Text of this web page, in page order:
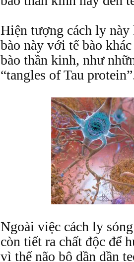
Hiện tượng cách ly
bào này với tế bào
bào thần kinh, như
“tangles of Tau
Ngoài việc cách ly
còn tiết ra chất độc để
vì thế não bộ dần dần